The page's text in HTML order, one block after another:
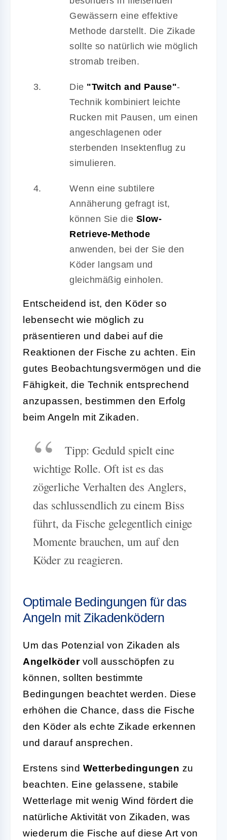
Gewässern eine effektive
Methode darstellt. Die Zikade
sollte so natürlich wie möglich
stromab treiben.
Die "Twitch and Pause"-
Technik kombiniert leichte
Rucken mit Pausen, um einen
angeschlagenen oder
sterbenden Insektenflug zu
simulieren.
Wenn eine subtilere
Annäherung gefragt ist,
können Sie die Slow-
Retrieve-Methode
anwenden, bei der Sie den
Köder langsam und
gleichmäßig einholen.
Entscheidend ist, den Köder so
lebensecht wie möglich zu
präsentieren und dabei auf die
Reaktionen der Fische zu achten. Ein
gutes Beobachtungsvermögen und die
Fähigkeit, die Technik entsprechend
anzupassen, bestimmen den Erfolg
beim Angeln mit Zikaden.
Tipp: Geduld spielt eine
wichtige Rolle. Oft ist es das
zögerliche Verhalten des Anglers,
das schlussendlich zu einem Biss
führt, da Fische gelegentlich einige
Momente brauchen, um auf den
Köder zu reagieren.
Optimale Bedingungen für das
Angeln mit Zikadenködern
Um das Potenzial von Zikaden als
Angelködervoll ausschöpfen zu
können, sollten bestimmte
Bedingungen beachtet werden. Diese
erhöhen die Chance, dass die Fische
den Köder als echte Zikade erkennen
und darauf ansprechen.
Erstens sind Wetterbedingungen zu
beachten. Eine gelassene, stabile
Wetterlage mit wenig Wind fördert die
natürliche Aktivität von Zikaden, was
wiederum die Fische auf diese Art von